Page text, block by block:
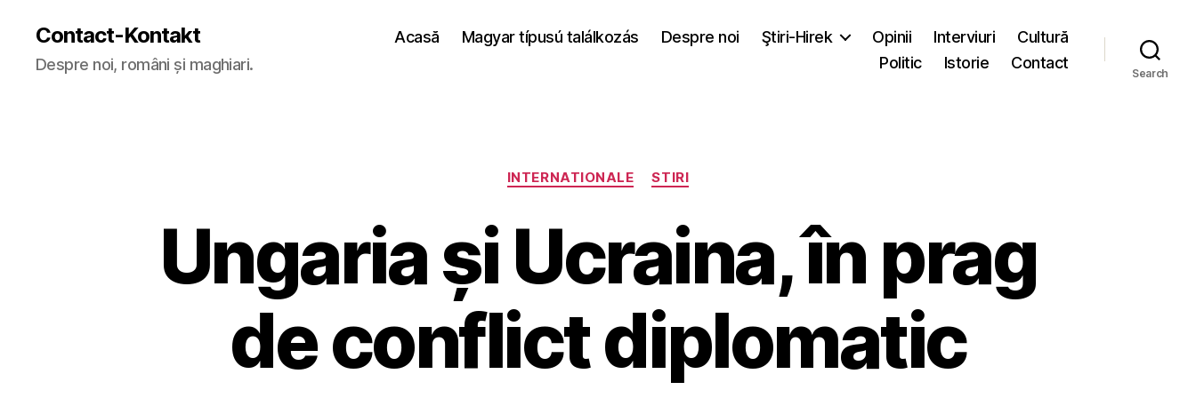
Contact-Kontakt
Despre noi, români și maghiari.
Acasă Magyar típusú találkozás Despre noi Ştiri-Hirek Opinii Interviuri
Cultură
Politic
Istorie Contact
Search
Categories
INTERNATIONALE STIRI
Ungaria și Ucraina, în prag
de conflict diplomatic